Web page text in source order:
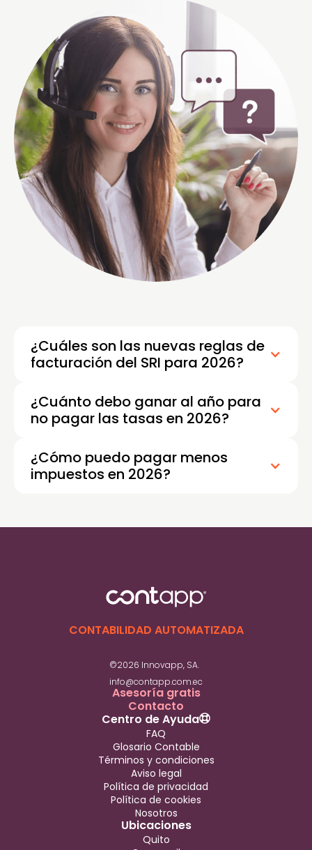
¿Cuáles son las nuevas reglas de
facturación del SRI para 2026?
¿Cuánto debo ganar al año para
no pagar las tasas en 2026?
¿Cómo puedo pagar menos
impuestos en 2026?
CONTABILIDAD AUTOMATIZADA
©2026 Innovapp, SA.
info@contapp.com.ec
Asesoría gratis
Contacto
Ubicaciones
Quito
Centro de Ayuda
FAQ
Glosario Contable
Términos y condiciones
Aviso legal
Política de privacidad
Política de cookies
Nosotros